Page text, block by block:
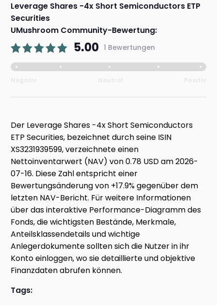
Leverage Shares -4x Short Semiconductors ETP
Securities
UMushroom Community-Bewertung:
5.00 1 Bewertungen
Der Leverage Shares -4x Short Semiconductors
ETP Securities, bezeichnet durch seine ISIN
XS3231939599, verzeichnete einen
Nettoinventarwert (NAV) von 0.78 USD am 2026-
07-16. Diese Zahl entspricht einer
Bewertungsänderung von +17.9% gegenüber dem
letzten NAV-Bericht. Für weitere Informationen
über das interaktive Performance-Diagramm des
Fonds, die wichtigsten Bestände, Merkmale,
Anteilsklassendetails und wichtige
Anlegerdokumente sollten sich die Nutzer in ihr
Konto einloggen, wo sie detaillierte und objektive
Finanzdaten abrufen können.
Tags: